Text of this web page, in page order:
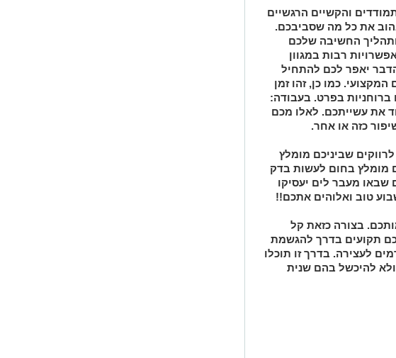
והקשיים הרגשיים
את כל מה שסביבכם.
החשיבה שלכם
רבות במגוון
יאפר לכם להתחיל
המקצועי. כמו כן, זהו זמן
ברוחניות בפרט. בעבודה:
את עשייתכם. לאלו מכם
כזה או אחר.
שביניכם מומלץ
מומלץ בחום לעשות בדק
שבאו מעבר לים יעסיקו
טוב ואלוהים אתכם!!
בצורה כזאת קל
תקועים בדרך להגשמת
לעצירה. בדרך זו תוכלו
להיכשל בהם שנית